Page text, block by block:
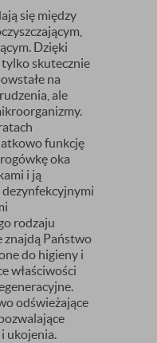
się między
Dzięki
tylko skutecznie
na
ale
funkcję
oka
i ją
dezynfekcyjnymi
rodzaju
znajdą Państwo
do higieny i
właściwości
odświeżające
ukojenia.